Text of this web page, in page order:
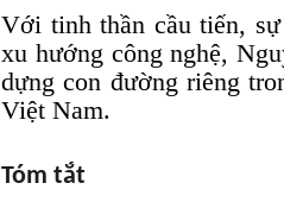
Với tinh thần cầu tiến,
xu hướng công nghệ,
dựng con đường riêng
Việt Nam.
Tóm tắt